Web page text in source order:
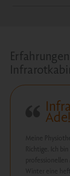
Ade!
Meine
Richtige. Ich
professionellen
Winter eine